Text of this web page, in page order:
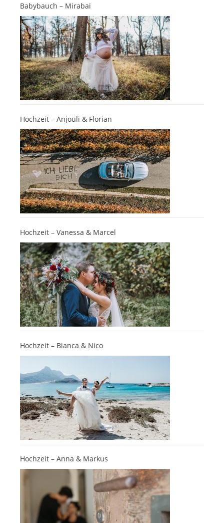
Babybauch – Mirabai
Hochzeit – Anjouli & Florian
Hochzeit – Vanessa & Marcel
Hochzeit – Bianca & Nico
Hochzeit – Anna & Markus